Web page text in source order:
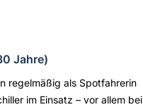
Jahre)
regelmäßig als Spotfahrerin
im Einsatz – vor allem bei